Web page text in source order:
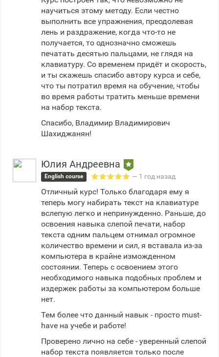
научиться этому методу. Если честно
выполнить все упражнения, преодолевая
лень и раздражение, когда что-то не
получается, то однозначно сможешь
печатать десятью пальцами, не глядя на
клавиатуру. Со временем придёт и скорость,
и ты скажешь спасибо автору курса и себе,
что ты потратил время на обучение, чтобы
во время работы тратить меньше времени
на набор текста.
Спасибо, Владимир Владимирович
Шахиджанян!
Юлия Андреевна
English course — 1 год назад
Отличный курс! Только благодаря ему я
теперь могу набирать текст на клавиатуре
вслепую легко и непринужденно. Раньше, до
освоения навыка слепой печати, набор
текста одним пальцем отнимал огромное
количество времени и сил, я вставала из-за
компьютера в крайне изможденном
состоянии. Теперь с освоением этого
необходимого навыка подобных проблем и
издержек работы за компьютером больше
нет.
Тем более что данный навык - просто must-
have на учебе и работе!
Проверено лично на себе - уверенный слепой
набор текста появляется только после